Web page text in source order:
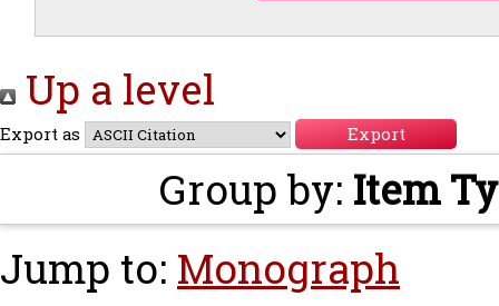
Up a level
Export as
Group by: Item
Jump to: Monograph